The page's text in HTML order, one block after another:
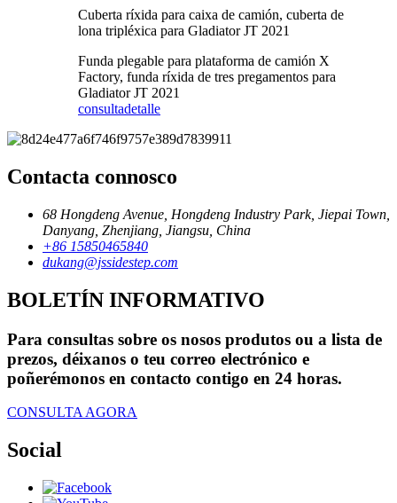
Cuberta ríxida para caixa de camión, cuberta de
lona tripléxica para Gladiator JT 2021
Funda plegable para plataforma de camión X
Factory, funda ríxida de tres pregamentos para
Gladiator JT 2021
consultadetalle
Contacta connosco
68 Hongdeng Avenue, Hongdeng Industry Park, Jiepai Town,
Danyang, Zhenjiang, Jiangsu, China
+86 15850465840
dukang@jssidestep.com
BOLETÍN INFORMATIVO
Para consultas sobre os nosos produtos ou a lista de
prezos, déixanos o teu correo electrónico e
poñerémonos en contacto contigo en 24 horas.
CONSULTA AGORA
Social